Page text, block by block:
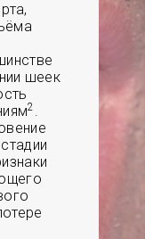
шеек
2 .